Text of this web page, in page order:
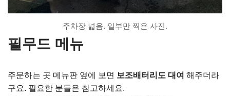
주차장 넓음. 일부만 찍은 사진.
필무드 메뉴
주문하는 곳 메뉴판 옆에 보면 보조배터리도 대여 해주더라
구요. 필요한 분들은 참고하세요.